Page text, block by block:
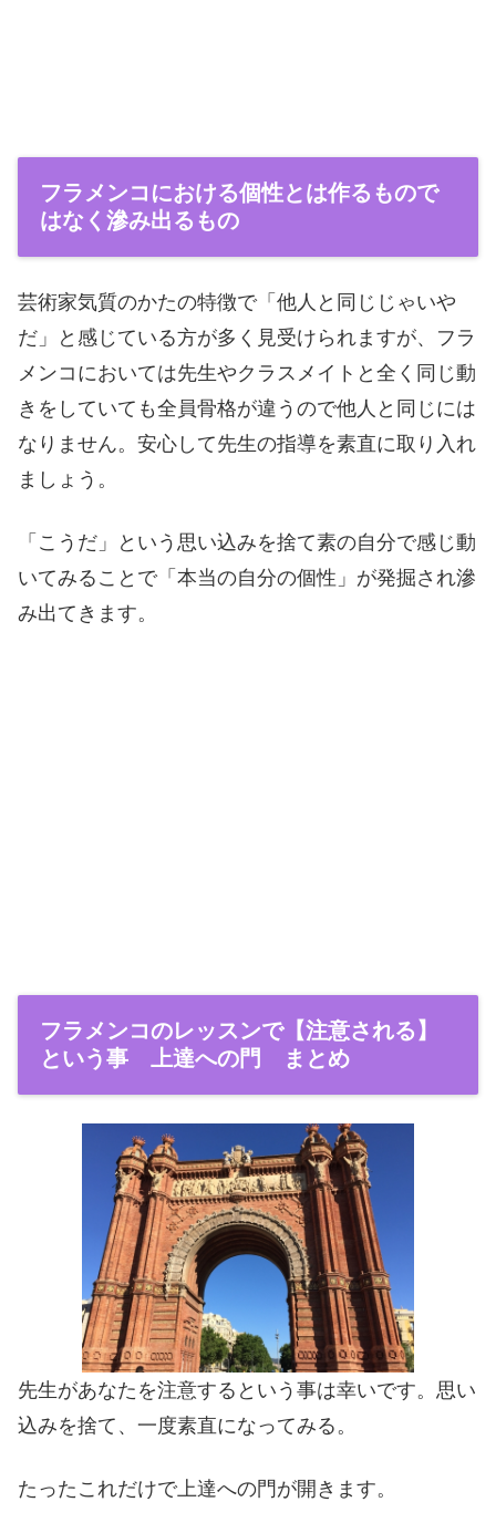
フラメンコにおける個性とは作るもので
はなく滲み出るもの
芸術家気質のかたの特徴で「他人と同じじゃいや
だ」と感じている方が多く見受けられますが、フラ
メンコにおいては先生やクラスメイトと全く同じ動
きをしていても全員骨格が違うので他人と同じには
なりません。安心して先生の指導を素直に取り入れ
ましょう。
「こうだ」という思い込みを捨て素の自分で感じ動
いてみることで「本当の自分の個性」が発掘され滲
み出てきます。
フラメンコのレッスンで【注意される】
という事 上達への門 まとめ
先生があなたを注意するという事は幸いです。思い
込みを捨て、一度素直になってみる。
たったこれだけで上達への門が開きます。